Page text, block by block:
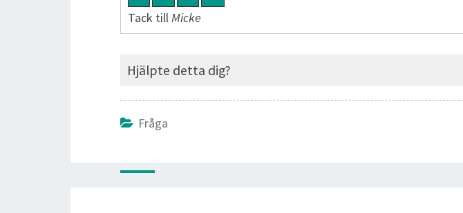
Tack tillMicke
Hjälpte detta dig?
Fråga